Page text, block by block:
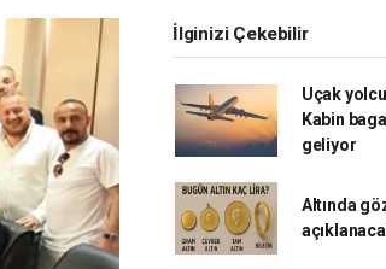
İlginizi Çekebilir
Uçak
Kabin
geliyor
Altında